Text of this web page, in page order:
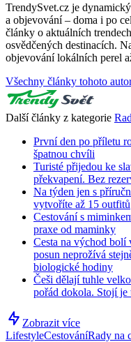
TrendySvet.cz je
a objevování – doma i po
články o aktuálních
osvědčených destinacích.
objevování lokálních perel
Všechny články tohoto
Další články z kategorie
První den po příletu
špatnou chvíli
Turisté přijedou ke
překvapení. Bez
Na týden jen s
vytvoříte až 15 outfitů
Cestování s
praxe od maminky
Cesta na východ bolí
posun neprožívá
biologické hodiny
Češi dělají tuhle
pořád dokola. Stojí
Zobrazit více
LifestyleCestováníRady na